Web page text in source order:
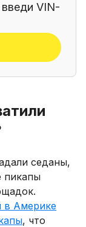
VIN-
седаны,
пикапы
в Америке
, что